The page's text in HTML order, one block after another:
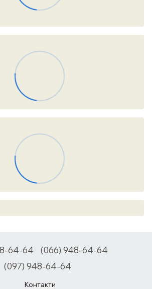
64-64
(066) 948-64-64
(097) 948-64-64
Контакти